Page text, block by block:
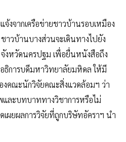
งจากเครือข่ายชาวบ้านรอบเหมือง
วบ้านบางส่วนจะเดินทางไปยัง
งหวัดนครปฐม เพื่อยื่นหนังสือถึง
การบดีมหาวิทยาลัยมหิดล ให้มี
คณะนักวิจัยคณะสิ่งแวดล้อมฯ ว่า
ละบทบาททางวิชาการหรือไม่
เผยผลการวิจัยที่ถูกบริษัทอัคราฯ นำ